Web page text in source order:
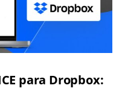
para Dropbox: